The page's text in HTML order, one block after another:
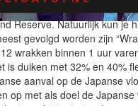
Reserve. Natuurlijk kun je
gevolgd worden zijn
wrakken binnen 1 uur
duiken met 32% en 40%
aanval op de Japanse
op met als doel de